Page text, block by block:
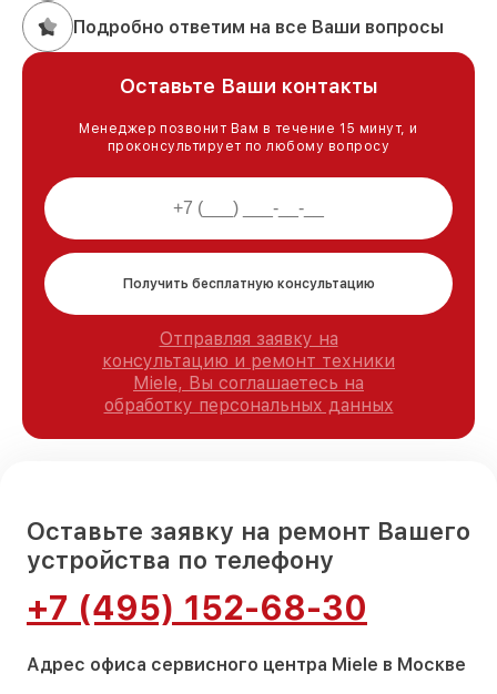
Подробно ответим на все Ваши вопросы
Оставьте Ваши контакты
Менеджер позвонит Вам в течение 15 минут, и
проконсультирует по любому вопросу
Получить бесплатную консультацию
Отправляя заявку на
консультацию и ремонт техники
Miele, Вы соглашаетесь на
обработку персональных данных
Оставьте заявку на ремонт Вашего
устройства по телефону
+7 (495) 152-68-30
Адрес офиса сервисного центра Miele в Москве